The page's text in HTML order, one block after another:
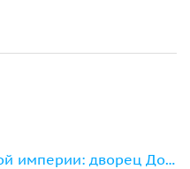
Последний блеск Османской империи: дворец Долмабахче